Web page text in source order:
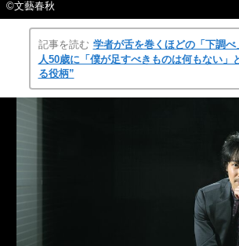
©文藝春秋
記事を読む 学者が舌を巻くほどの「下調
人50歳に「僕が足すべきものは何もない」
る役柄”